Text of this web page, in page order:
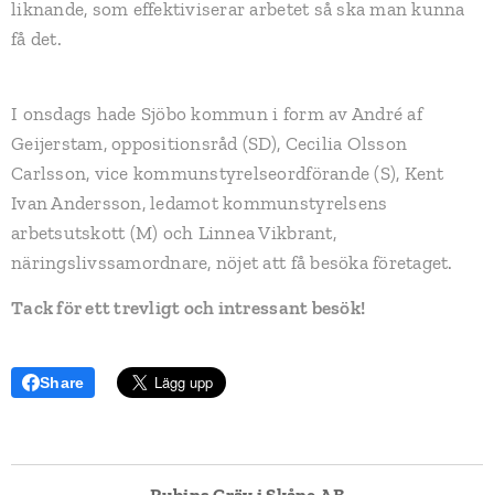
liknande, som effektiviserar arbetet så ska man kunna
få det.
I onsdags hade Sjöbo kommun i form av André af
Geijerstam, oppositionsråd (SD), Cecilia Olsson
Carlsson, vice kommunstyrelseordförande (S), Kent
Ivan Andersson, ledamot kommunstyrelsens
arbetsutskott (M) och Linnea Vikbrant,
näringslivssamordnare, nöjet att få besöka företaget.
Tack för ett trevligt och intressant besök!
Share